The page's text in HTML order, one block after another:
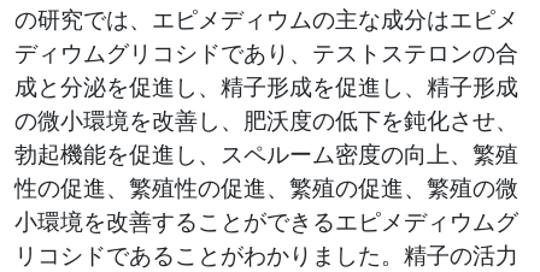
の研究では、エピメディウムの主な成分はエピメ
ディウムグリコシドであり、テストステロンの合
成と分泌を促進し、精子形成を促進し、精子形成
の微小環境を改善し、肥沃度の低下を鈍化させ、
勃起機能を促進し、スペルーム密度の向上、繁殖
性の促進、繁殖性の促進、繁殖の促進、繁殖の微
小環境を改善することができるエピメディウムグ
リコシドであることがわかりました。精子の活力